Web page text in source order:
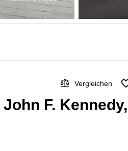
Vergleichen
F. Kennedy,